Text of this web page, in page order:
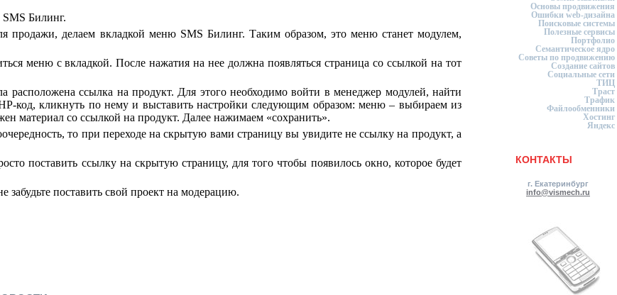
SMS Билинг.
продажи, делаем вкладкой меню SMS Билинг. Таким образом, это меню станет модулем,
меню с вкладкой. После нажатия на нее должна появляться страница со ссылкой на тот
расположена ссылка на продукт. Для этого необходимо войти в менеджер модулей, найти
код, кликнуть по нему и выставить настройки следующим образом: меню – выбираем из
материал со ссылкой на продукт. Далее нажимаем «сохранить».
то при переходе на скрытую вами страницу вы увидите не ссылку на продукт, а
поставить ссылку на скрытую страницу, для того чтобы появилось окно, которое будет
поставить свой проект на модерацию.
Основы продвижения
Ошибки web-дизайна
Поисковые системы
Полезные сервисы
Портфолио
Семантическое ядро
Советы по продвижению
Создание сайтов
Социальные сети
ТИЦ
Траст
Трафик
Файлообменники
Хостинг
Яндекс
КОНТАКТЫ
г. Екатеринбург
info@vismech.ru